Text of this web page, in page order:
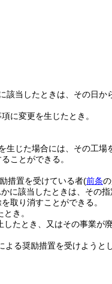
該当したときは、その日
に変更を生じたとき。
じた場合には、その工場
ことができる。
措置を受けている者(前条
に該当したときは、その
取り消すことができる。
き。
たとき、又はその事業が
よる奨励措置を受けようと